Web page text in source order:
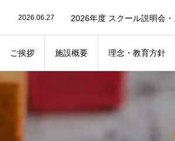
P.E class（運動遊び）
ご挨拶 施設概要 理念・教育方針
2026.06.27
2026.08.7 Nursery Open School | ナ
2026.07.30 Joia Exchange Program｜
Summer Festival 2026 |